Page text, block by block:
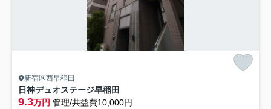
新宿区西早稲田
日神デュオステージ早稲田
9.3万円 管理/共益費10,000円